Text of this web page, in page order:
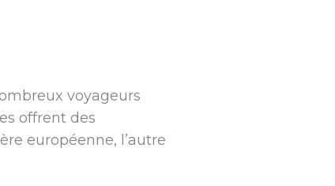
voyageurs
offrent des
européenne, l’autre